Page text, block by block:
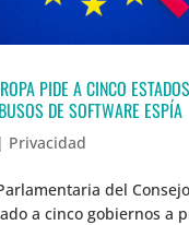
PIDE A CINCO
DE SOFTWARE ESPÍA
Privacidad
del
a cinco gobiernos a